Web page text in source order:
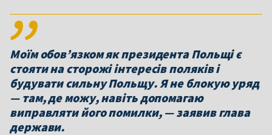
Моїм обов’язком як президента Польщі є
стояти на сторожі інтересів поляків і
будувати сильну Польщу. Я не блокую уряд
— там, де можу, навіть допомагаю
виправляти його помилки, — заявив глава
держави.